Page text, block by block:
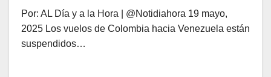
Por: AL Día y a la Hora | @Notidiahora 19 mayo,
2025 Los vuelos de Colombia hacia Venezuela están
suspendidos…